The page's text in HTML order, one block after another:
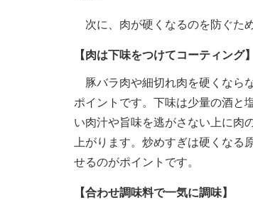
次に、肉が硬くなるのを防ぐた
【肉は下味をつけてコーティング】
豚バラ肉や細切れ肉を硬くなら
ポイントです。下味は少量の酒と
い肉汁や旨味を逃がさない上に肉
上がります。炒めすぎは硬くな
せるのがポイントです。
【合わせ調味料で一気に調味】